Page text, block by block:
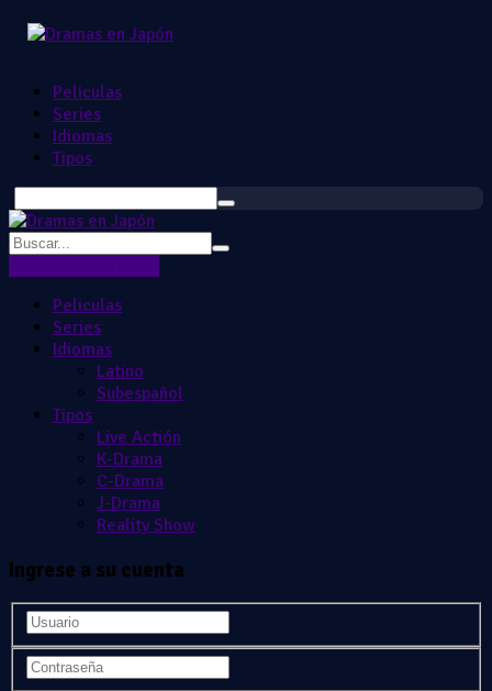
Peliculas
Series
Idiomas
Tipos
Peliculas
Series
Idiomas
Latino
Subespañol
Tipos
Live Actión
K-Drama
C-Drama
J-Drama
Reality Show
Ingrese a su cuenta